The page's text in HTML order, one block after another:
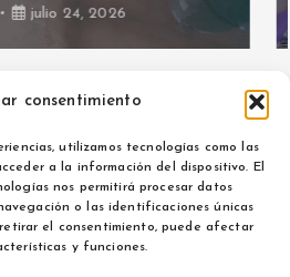
consentimiento
utilizamos tecnologías como las
a la información del dispositivo. El
nos permitirá procesar datos
o las identificaciones únicas
el consentimiento, puede afectar
y funciones.
julio 15, 2026